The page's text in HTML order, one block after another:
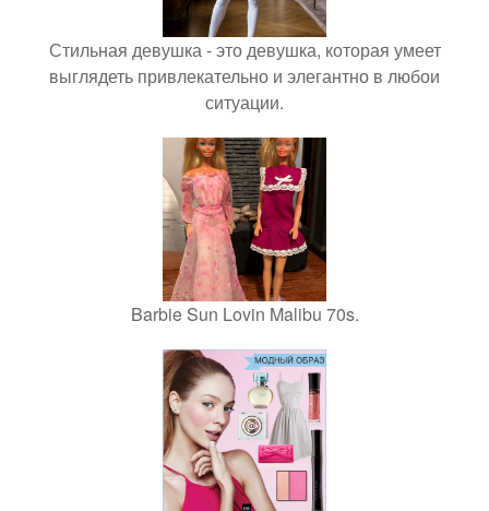
Стильная девушка - это девушка, которая умеет
выглядеть привлекательно и элегантно в любои
ситуации.
Barbie Sun Lovin Malibu 70s.